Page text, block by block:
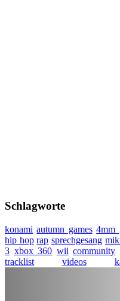
Schlagworte
konami autumn games 4mm
hip hop rap sprechgesang
3 xbox 360 wii community
tracklist
videos